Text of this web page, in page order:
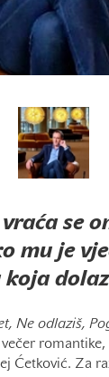
se
mu je
Ne odlaziš,
Ćetković. Za